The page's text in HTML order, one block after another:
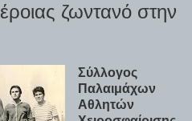
ζωντανό στην
Σύλλογος
Παλαιμάχων
Αθλητών